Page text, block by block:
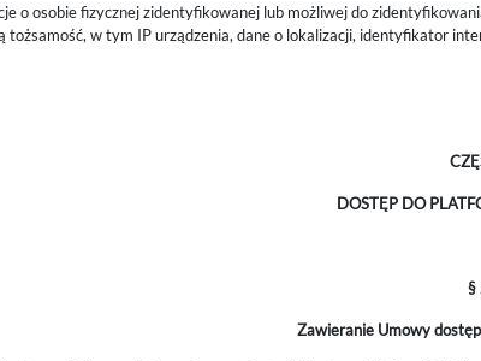
o osobie fizycznej zidentyfikowanej lub możliwej do
tożsamość, w tym IP urządzenia, dane o lokalizacji, identyfikator
DOSTĘP DO
§
Zawieranie Umowy